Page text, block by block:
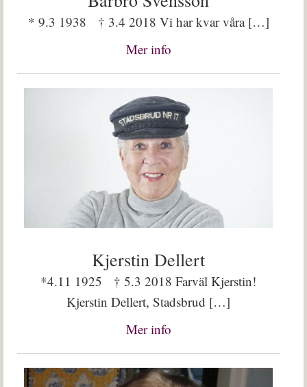
* 9.3 1938 † 3.4 2018 Vi har kvar våra […]
Mer info
Kjerstin Dellert
*4.11 1925 † 5.3 2018 Farväl Kjerstin!
Kjerstin Dellert, Stadsbrud […]
Mer info